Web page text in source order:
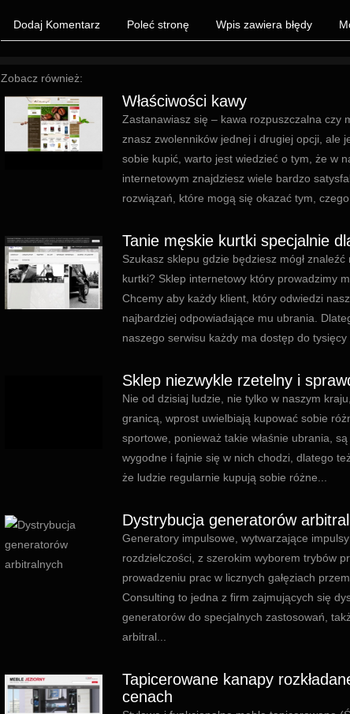
Dodaj Komentarz Poleć stronę Wpis zawiera błędy
Zobacz również:
Właściwości kawy
Zastanawiasz się – kawa rozpuszczalna czy
znasz zwolenników jednej i drugiej opcji, ale
sobie kupić, warto jest wiedzieć o tym, że w
internetowym znajdziesz wiele bardzo
rozwiązań, które mogą się okazać tym, czego
Tanie męskie kurtki specjalnie
Szukasz sklepu gdzie będziesz mógł
kurtki? Sklep internetowy który prowadzimy
Chcemy aby każdy klient, który odwiedzi
najbardziej odpowiadające mu ubrania.
naszego serwisu każdy ma dostęp do tysięcy
Sklep niezwykle rzetelny i
Nie od dzisiaj ludzie, nie tylko w naszym
granicą, wprost uwielbiają kupować sobie
sportowe, ponieważ takie właśnie ubrania,
wygodne i fajnie się w nich chodzi, dlatego
że ludzie regularnie kupują sobie różne...
Dystrybucja generatorów
Generatory impulsowe, wytwarzające
rozdzielczości, z szerokim wyborem trybów
prowadzeniu prac w licznych gałęziach
Consulting to jedna z firm zajmujących się
generatorów do specjalnych zastosowań,
arbitral...
Tapicerowane kanapy
cenach